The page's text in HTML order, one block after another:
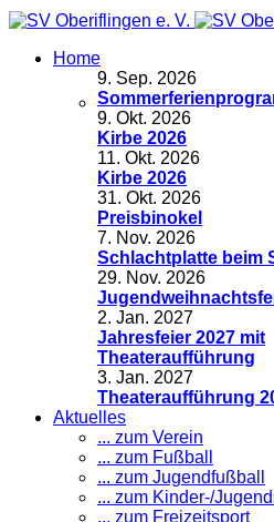
Home
9. Sep. 2026
9. Okt. 2026
Kirbe 2026
11. Okt. 2026
Kirbe 2026
31. Okt. 2026
Preisbinokel
7. Nov. 2026
Schlachtplatte beim
29. Nov. 2026
2. Jan. 2027
Jahresfeier 2027 mit
Theateraufführung
3. Jan. 2027
Theateraufführung
Aktuelles
... zum Verein
... zum Fußball
... zum Jugendfußball
... zum Kinder-/
... zum Freizeitsport